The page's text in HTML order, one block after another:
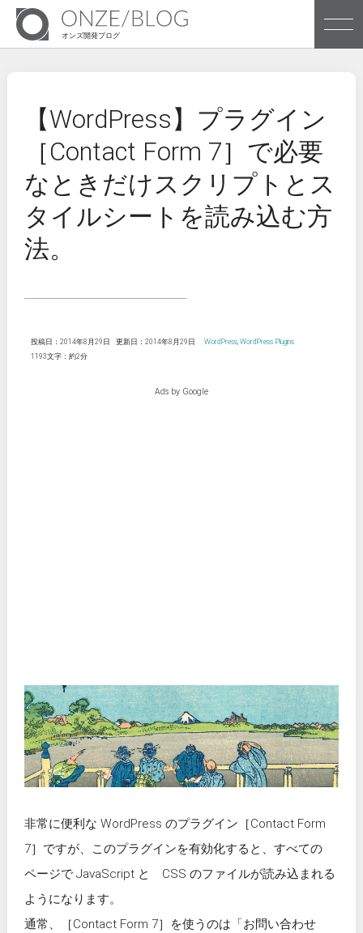
オンズ開発ブログ
株式会社オンズのブログです
Archives
株式会社オンズ企業サイトへ
【WordPress】プラグイン
［Contact Form 7］で必要
なときだけスクリプトとス
タイルシートを読み込む方
法。
投稿日：2014年8月29日 更新日：2014年8月29日 WordPress, WordPress Plugins
1193文字：約2分
Ads by Google
非常に便利な WordPress のプラグイン［Contact Form
7］ですが、このプラグインを有効化すると、すべての
ページで JavaScript と CSS のファイルが読み込まれる
ようになります。
通常、［Contact Form 7］を使うのは「お問い合わせ